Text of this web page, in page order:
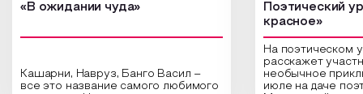
«В ожидании чуда»
Кашарни, Навруз, Банго Васил –
все это название самого любимого
Поэтический
красное»
На поэтическом
расскажет
необычное
июле на даче